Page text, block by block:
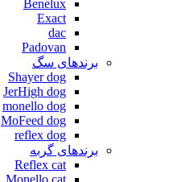
Benelux
Exact
dac
Padovan
برندهای سگ
Shayer dog
JerHigh dog
monello dog
MoFeed dog
reflex dog
برندهای گربه
Reflex cat